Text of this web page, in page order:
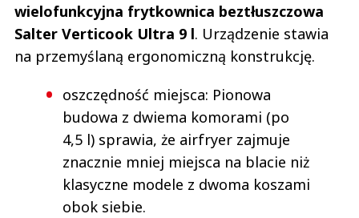
wielofunkcyjna frytkownica beztłuszczowa
Salter Verticook Ultra 9 l. Urządzenie stawia
na przemyślaną ergonomiczną konstrukcję.
oszczędność miejsca: Pionowa
budowa z dwiema komorami (po
4,5 l) sprawia, że airfryer zajmuje
znacznie mniej miejsca na blacie niż
klasyczne modele z dwoma koszami
obok siebie.